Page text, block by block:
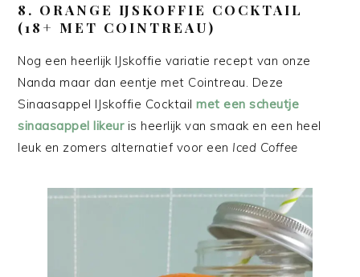
8. ORANGE IJSKOFFIE COCKTAIL
(18+ MET COINTREAU)
Nog een heerlijk IJskoffie variatie recept van onze
Nanda maar dan eentje met Cointreau. Deze
Sinaasappel IJskoffie Cocktailmet een scheutje
sinaasappel likeuris heerlijk van smaak en een heel
leuk en zomers alternatief voor een Iced Coffee